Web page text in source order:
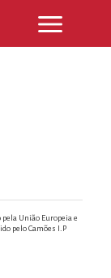
União Europeia e
pelo Camões I.P